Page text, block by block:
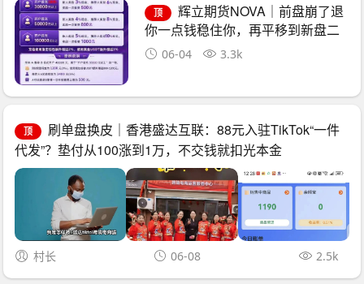
顶
辉立期货NOVA｜前盘崩了退
你一点钱稳住你，再平移到新盘二
次收割——诈骗团伙的“平移换壳流
水线”已跑了三次
06-04 3.3k
顶
刷单盘换皮｜香港盛达互联：88元入驻TikTok“一件
代发”？垫付从100涨到1万，不交钱就扣光本金
村长 06-08 2.5k